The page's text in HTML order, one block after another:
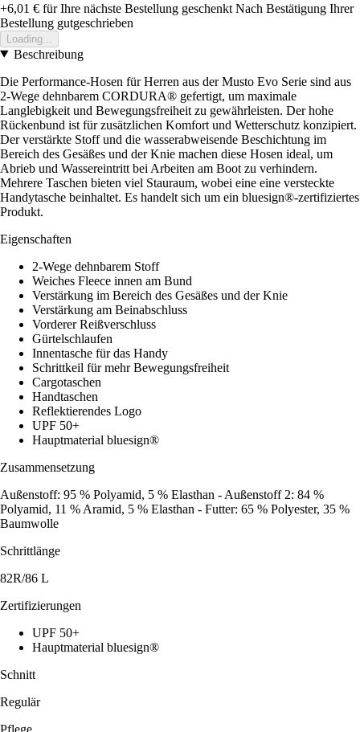
+6,01 € für Ihre nächste Bestellung geschenkt Nach Bestätigung Ihrer
Bestellung gutgeschrieben
Loading...
Beschreibung
Die Performance-Hosen für Herren aus der Musto Evo Serie sind aus
2-Wege dehnbarem CORDURA® gefertigt, um maximale
Langlebigkeit und Bewegungsfreiheit zu gewährleisten. Der hohe
Rückenbund ist für zusätzlichen Komfort und Wetterschutz konzipiert.
Der verstärkte Stoff und die wasserabweisende Beschichtung im
Bereich des Gesäßes und der Knie machen diese Hosen ideal, um
Abrieb und Wassereintritt bei Arbeiten am Boot zu verhindern.
Mehrere Taschen bieten viel Stauraum, wobei eine eine versteckte
Handytasche beinhaltet. Es handelt sich um ein bluesign®-zertifiziertes
Produkt.
Eigenschaften
2-Wege dehnbarem Stoff
Weiches Fleece innen am Bund
Verstärkung im Bereich des Gesäßes und der Knie
Verstärkung am Beinabschluss
Vorderer Reißverschluss
Gürtelschlaufen
Innentasche für das Handy
Schrittkeil für mehr Bewegungsfreiheit
Cargotaschen
Handtaschen
Reflektierendes Logo
UPF 50+
Hauptmaterial bluesign®
Zusammensetzung
Außenstoff: 95 % Polyamid, 5 % Elasthan - Außenstoff 2: 84 %
Polyamid, 11 % Aramid, 5 % Elasthan - Futter: 65 % Polyester, 35 %
Baumwolle
Schrittlänge
82R/86 L
Zertifizierungen
UPF 50+
Hauptmaterial bluesign®
Schnitt
Regulär
Pflege